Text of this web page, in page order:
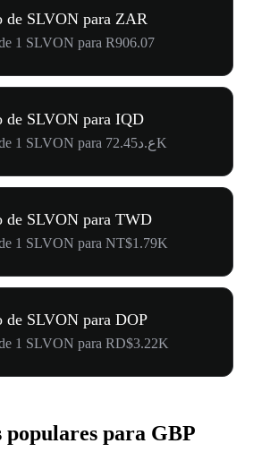
de SLVON para ZAR
1 SLVON para R906.07
de SLVON para IQD
Conversão de 1 SLVON para ع.د72.45K
de SLVON para TWD
1 SLVON para NT$1.79K
de SLVON para DOP
1 SLVON para RD$3.22K
populares para GBP